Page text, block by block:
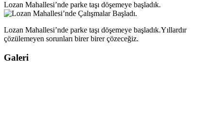
Lozan Mahallesi’nde parke taşı döşemeye başladık.
Lozan Mahallesi’nde parke taşı döşemeye başladık.Yıllardır
çözülemeyen sorunları birer birer çözeceğiz.
Galeri